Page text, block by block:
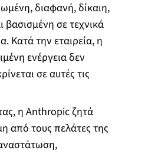
διαφανή, δίκαιη,
βασισμένη σε τεχνικά
Κατά την εταιρεία, η
ενέργεια δεν
σε αυτές τις
η Anthropic ζητά
από τους πελάτες της